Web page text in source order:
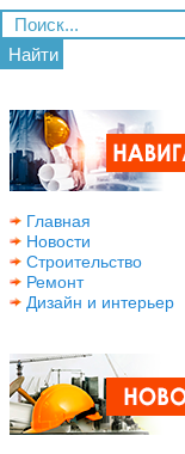
Найти
Главная
Новости
Строительство
Ремонт
Дизайн и интерьер